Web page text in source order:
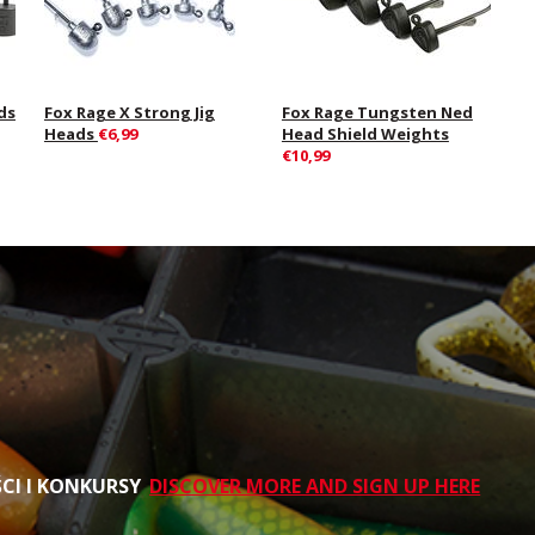
Fox Rage X Strong Jig
Heads €6,99
Fox Rage Tungsten Ned
Head Shield Weights
€10,99
I KONKURSYDISCOVER MORE AND SIGN UP HERE